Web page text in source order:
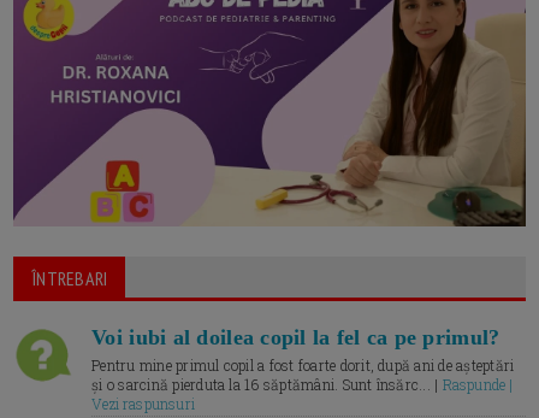
ÎNTREBARI
Voi iubi al doilea copil la fel ca pe primul?
Pentru mine primul copil a fost foarte dorit, după ani de așteptări
și o sarcină pierduta la 16 săptămâni. Sunt însărc... | Raspunde |
Vezi raspunsuri